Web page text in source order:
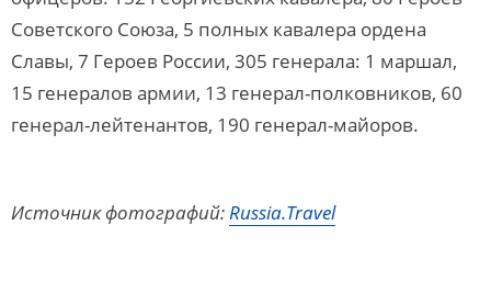
Советского Союза, 5 полных кавалера ордена
Славы, 7 Героев России, 305 генерала: 1 маршал,
15 генералов армии, 13 генерал-полковников, 60
генерал-лейтенантов, 190 генерал-майоров.
Источник фотографий:Russia.Travel